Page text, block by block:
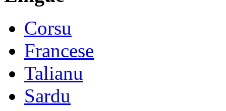
Corsu
Francese
Talianu
Sardu